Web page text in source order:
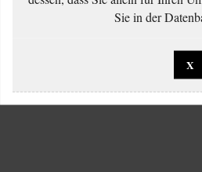
Sie in der
X